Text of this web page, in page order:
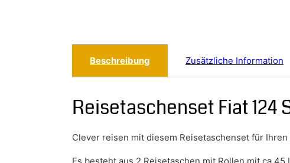
Beschreibung Zusätzliche Information
Reisetaschenset Fiat 124
Clever reisen mit diesem Reisetaschenset für Ihren